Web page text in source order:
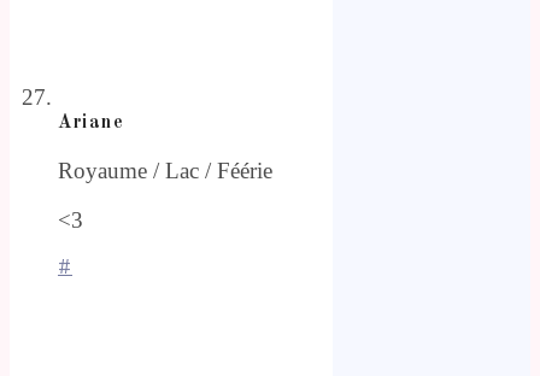
Ariane
Royaume / Lac / Féérie
<3
#